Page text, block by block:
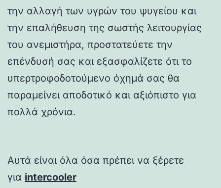
την αλλαγή των υγρών του ψυγείου και
την επαλήθευση της σωστής λειτουργίας
του ανεμιστήρα, προστατεύετε την
επένδυσή σας και εξασφαλίζετε ότι το
υπερτροφοδοτούμενο όχημά σας θα
παραμείνει αποδοτικό και αξιόπιστο για
πολλά χρόνια.
Αυτά είναι όλα όσα πρέπει να ξέρετε
για intercooler